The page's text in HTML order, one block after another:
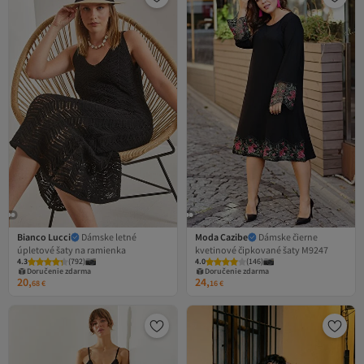
Bianco Lucci
Dámske letné
úpletové šaty na ramienka
4.3 (792)
Doručenie zdarma
20,68€
Moda Cazibe
Dámske čierne
kvetinové čipkované šaty M9247
4.0 (146)
Doručenie zdarma
24,16€